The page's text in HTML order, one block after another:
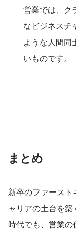
営業では、ク
なビジネスチ
ような人間同
いものです。
まとめ
新卒のファース
ャリアの土台を
時代でも、営業